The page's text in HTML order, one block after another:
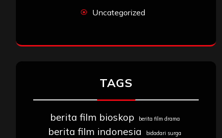
Uncategorized
TAGS
berita film bioskop berita film drama
berita film indonesia bidadari surga